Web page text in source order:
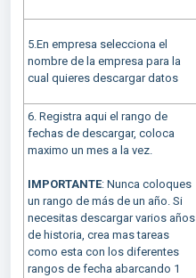
5.En empresa selecciona el
nombre de la empresa para la
cual quieres descargar datos
6. Registra aqui el rango de
fechas de descargar, coloca
maximo un mes a la vez.
IMPORTANTE: Nunca coloques
un rango de más de un año. Si
necesitas descargar varios años
de historia, crea mas tareas
como esta con los diferentes
rangos de fecha abarcando 1